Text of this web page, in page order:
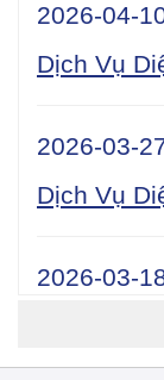
2026-04-
2026-03-
2026-03-